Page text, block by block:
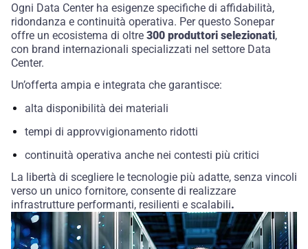
Ogni Data Center ha esigenze specifiche di affidabilità,
ridondanza e continuità operativa. Per questo Sonepar
offre un ecosistema di oltre 300 produttori selezionati,
con brand internazionali specializzati nel settore Data
Center.
Un’offerta ampia e integrata che garantisce:
alta disponibilità dei materiali
tempi di approvvigionamento ridotti
continuità operativa anche nei contesti più critici
La libertà di scegliere le tecnologie più adatte, senza vincoli
verso un unico fornitore, consente di realizzare
infrastrutture performanti, resilienti e scalabili.